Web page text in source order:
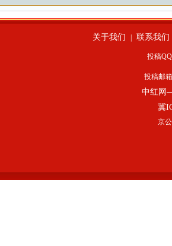
关于我们 联系我们
投稿
投稿邮
中红网
冀
京